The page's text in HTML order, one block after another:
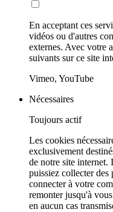
En acceptant ces
vidéos ou d'autres
externes. Avec votre
suivants sur ce site
Vimeo, YouTube
Nécessaires
Toujours actif
Les cookies
exclusivement
de notre site internet.
puissiez collecter des
connecter à votre
remonter jusqu'à
en aucun cas